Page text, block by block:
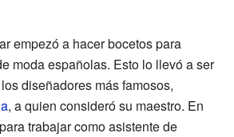
empezó a hacer bocetos para
moda españolas. Esto lo llevó a ser
diseñadores más famosos,
, a quien consideró su maestro. En
trabajar como asistente de